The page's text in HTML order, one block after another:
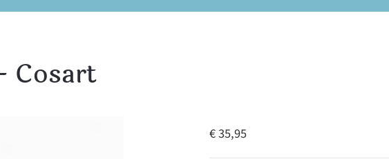
Cosart
€ 35,95